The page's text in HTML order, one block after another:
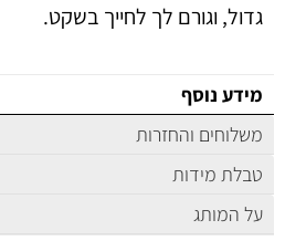
גדול, וגורם לך לחייך בשקט.
מידע נוסף
משלוחים והחזרות
טבלת מידות
על המותג